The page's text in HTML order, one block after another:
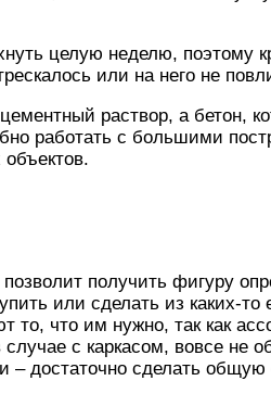
целую неделю, поэтому
или на него не
раствор, а бетон,
работать с большими
получить фигуру
или сделать из каких-то
что им нужно, так как
с каркасом, вовсе не
– достаточно сделать